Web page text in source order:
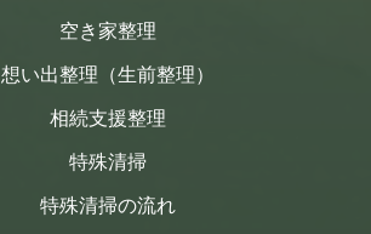
空き家整理
想い出整理（生前整理）
相続支援整理
特殊清掃
特殊清掃の流れ